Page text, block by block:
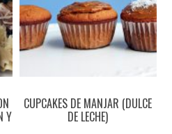
Y
CUPCAKES DE MANJAR (DULCE
DE LECHE)